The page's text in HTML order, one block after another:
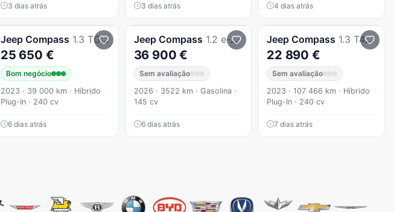
3 dias atrás 3 dias atrás 4 dias atrás
Jeep Compass 1.3 TG Trailhawk
25 650 €
Bom negócio
2023 · 39 000 km · Híbrido
Plug-In · 240 cv
6 dias atrás
Jeep Compass 1.2 e-Hybrid First Edition DCT6
36 900 €
Sem avaliação
2026 · 3522 km · Gasolina ·
145 cv
6 dias atrás
Jeep Compass 1.3 T4 4xe Auto S
22 890 €
Sem avaliação
2023 · 107 466 km · Híbrido
Plug-In · 240 cv
7 dias atrás